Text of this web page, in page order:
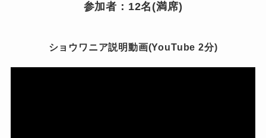
参加者：12名(満席)
ショウワニア説明動画(YouTube 2分)